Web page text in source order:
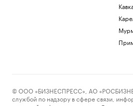
© ООО «БИЗНЕСПРЕСС», АО
службой по надзору в сфере связи,